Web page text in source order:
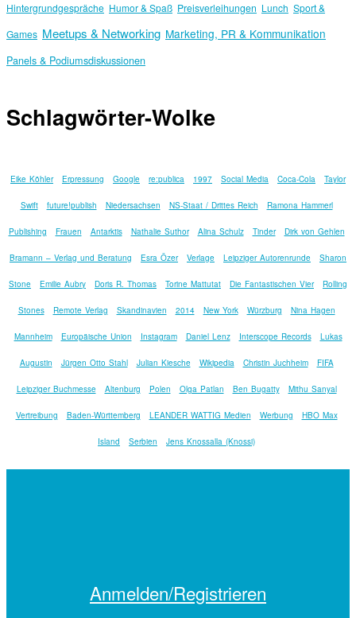
Hintergrundgespräche Humor & Spaß Preisverleihungen Lunch Sport &
Games Meetups & Networking Marketing, PR & Kommunikation
Panels & Podiumsdiskussionen
Schlagwörter-Wolke
Eike Köhler Erpressung Google re:publica 1997 Social Media Coca-Cola Taylor
Swift future!publish Niedersachsen NS-Staat / Drittes Reich Ramona Hammerl
Publishing Frauen Antarktis Nathalie Suthor Alina Schulz Tinder Dirk von Gehlen
Bramann – Verlag und Beratung Esra Özer Verlage Leipziger Autorenrunde Sharon
Stone Emilie Aubry Doris R. Thomas Torine Mattutat Die Fantastischen Vier Rolling
Stones Remote Verlag Skandinavien 2014 New York Würzburg Nina Hagen
Mannheim Europäische Union Instagram Daniel Lenz Interscope Records Lukas
Augustin Jürgen Otto Stahl Julian Kiesche Wikipedia Christin Juchheim FIFA
Leipziger Buchmesse Altenburg Polen Olga Patlan Ben Bugatty Mithu Sanyal
Vertreibung Baden-Württemberg LEANDER WATTIG Medien Werbung HBO Max
Island Serbien Jens Knossalla (Knossi)
Anmelden/Registrieren